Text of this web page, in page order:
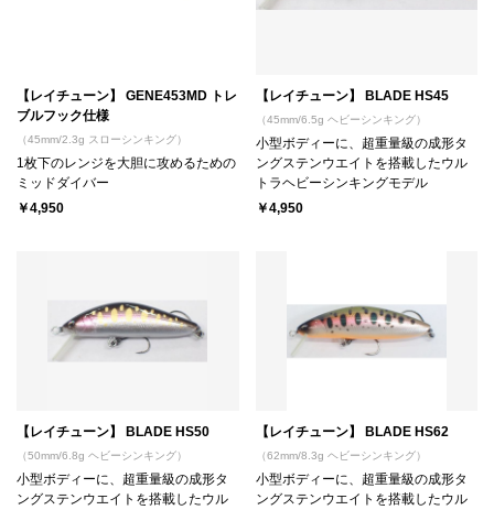
【レイチューン】 GENE453MD トレ
ブルフック仕様
（45mm/2.3g スローシンキング）
1枚下のレンジを大胆に攻めるための
ミッドダイバー
￥4,950
【レイチューン】 BLADE HS45
（45mm/6.5g ヘビーシンキング）
小型ボディーに、超重量級の成形タ
ングステンウエイトを搭載したウル
トラヘビーシンキングモデル
￥4,950
【レイチューン】 BLADE HS50
（50mm/6.8g ヘビーシンキング）
小型ボディーに、超重量級の成形タ
ングステンウエイトを搭載したウル
【レイチューン】 BLADE HS62
（62mm/8.3g ヘビーシンキング）
小型ボディーに、超重量級の成形タ
ングステンウエイトを搭載したウル